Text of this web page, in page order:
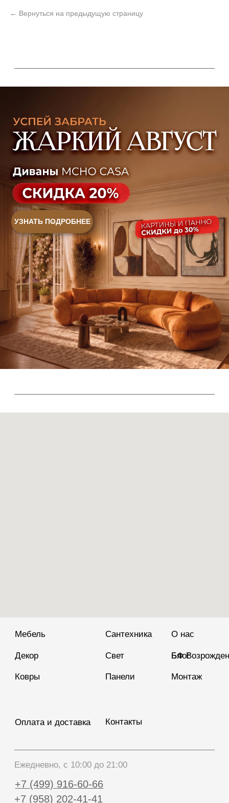
© 2026 Sky Living
Политика конфиденциальности
+7 (958) 202-41-41
+7 (499) 916-60-66
+7 (932) 021-99-97
Политика возврата товаров
Sales@skyliving.ru
Ежедневно, с 10:00 до 21:00
Telegram и YouTube ограничены на территории РФ
(на основании ФЗ-149 "Об информации")